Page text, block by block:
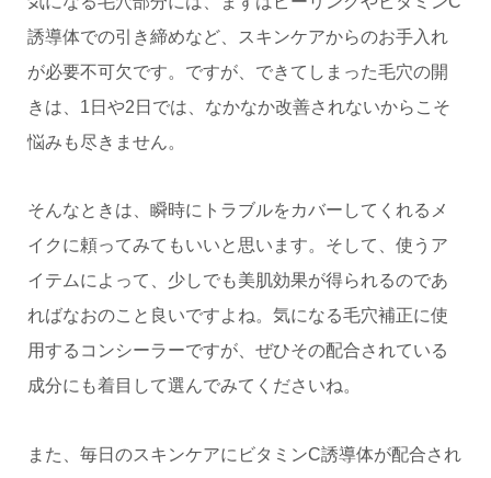
誘導体での引き締めなど、スキンケアからのお手入れ
が必要不可欠です。ですが、できてしまった毛穴の開
きは、1日や2日では、なかなか改善されないからこそ
悩みも尽きません。
そんなときは、瞬時にトラブルをカバーしてくれるメ
イクに頼ってみてもいいと思います。そして、使うア
イテムによって、少しでも美肌効果が得られるのであ
ればなおのこと良いですよね。気になる毛穴補正に使
用するコンシーラーですが、ぜひその配合されている
成分にも着目して選んでみてくださいね。
また、毎日のスキンケアにビタミンC誘導体が配合され